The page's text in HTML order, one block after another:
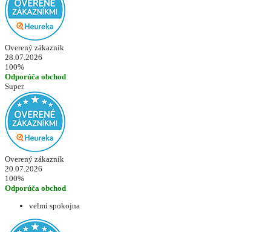
Overený zákazník
28.07.2026
100%
Odporúča obchod
Super.
Overený zákazník
20.07.2026
100%
Odporúča obchod
velmi spokojna